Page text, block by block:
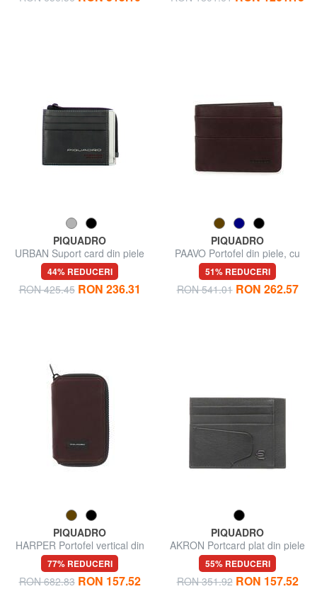
PIQUADRO
URBAN Suport card din piele
cu fermoar
44% REDUCERI
RON 425.45 RON 236.31
PIQUADRO
PAAVO Portofel din piele, cu
portmoneda
51% REDUCERI
RON 541.01 RON 262.57
PIQUADRO
HARPER Portofel vertical din
piele
77% REDUCERI
RON 682.83 RON 157.52
PIQUADRO
AKRON Portcard plat din piele
55% REDUCERI
RON 351.92 RON 157.52